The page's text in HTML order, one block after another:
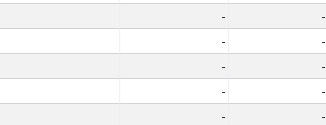
- -
- -
- -
- -
- -